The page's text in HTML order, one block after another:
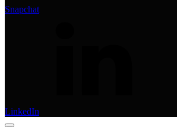
Snapchat
LinkedIn